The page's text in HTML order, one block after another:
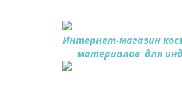
Интернет-магазин
материалов для